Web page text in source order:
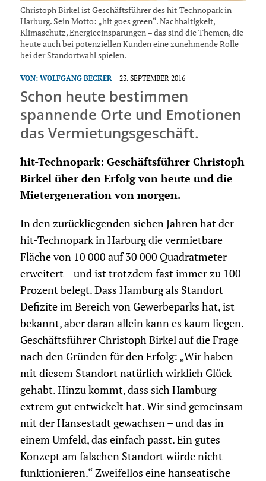
Christoph Birkel ist Geschäftsführer des hit-Technopark in
Harburg. Sein Motto: „hit goes green“. Nachhaltigkeit,
Klimaschutz, Energieeinsparungen – das sind die Themen, die
heute auch bei potenziellen Kunden eine zunehmende Rolle
bei der Standortwahl spielen.
VON: WOLFGANG BECKER 23. SEPTEMBER 2016
Schon heute bestimmen
spannende Orte und Emotionen
das Vermietungsgeschäft.
hit-Technopark: Geschäftsführer Christoph
Birkel über den Erfolg von heute und die
Mietergene­ration von morgen.
In den zurückliegenden sieben Jahren hat der
hit-Technopark in Harburg die vermietbare
Fläche von 10 000 auf 30 000 Quadratmeter
erweitert – und ist trotzdem fast immer zu 100
Prozent belegt. Dass Hamburg als Standort
Defizite im Bereich von Gewerbeparks hat, ist
bekannt, aber daran allein kann es kaum liegen.
Geschäftsführer Christoph Birkel auf die Frage
nach den Gründen für den Erfolg: „Wir haben
mit diesem Standort natürlich wirklich Glück
gehabt. Hinzu kommt, dass sich Hamburg
extrem gut entwickelt hat. Wir sind gemeinsam
mit der Hansestadt gewachsen – und das in
einem Umfeld, das einfach passt. Ein gutes
Konzept am falschen Standort würde nicht
funktionieren.“ Zweifellos eine hanseatische